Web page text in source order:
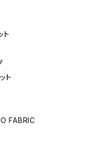
ト
ト
FABRIC